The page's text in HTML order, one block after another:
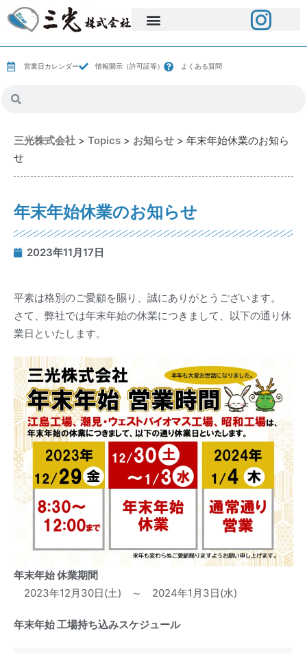
営業日カレンダー 情報開示（許可証等） よくある質問
三光株式会社 > Topics > お知らせ > 年末年始休業のお知ら
せ
年末年始休業のお知らせ
2023年11月17日
平素は格別のご愛顧を賜り、誠にありがとうございます。
さて、弊社では年末年始の休業につきまして、以下の通り休
業日といたします。
年末年始 休業期間
2023年12月30日(土) ～ 2024年1月3日(水)
年末年始 工場持ち込みスケジュール